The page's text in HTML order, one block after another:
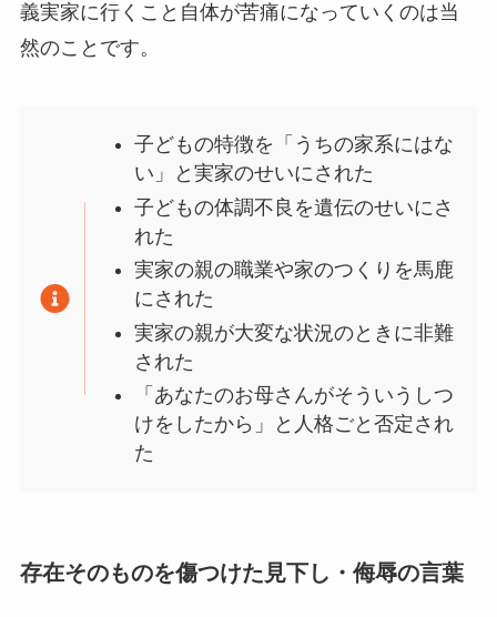
義実家に行くこと自体が苦痛になっていくのは当
然のことです。
子どもの特徴を「うちの家系にはな
い」と実家のせいにされた
子どもの体調不良を遺伝のせいにさ
れた
実家の親の職業や家のつくりを馬鹿
にされた
実家の親が大変な状況のときに非難
された
「あなたのお母さんがそういうしつ
けをしたから」と人格ごと否定され
た
存在そのものを傷つけた見下し・侮辱の言葉